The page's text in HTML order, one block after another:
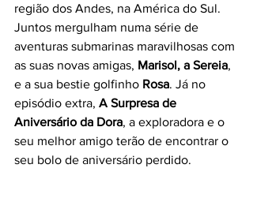
região dos Andes, na América do Sul.
Juntos mergulham numa série de
aventuras submarinas maravilhosas com
as suas novas amigas, Marisol, a Sereia,
e a sua bestie golfinho Rosa. Já no
episódio extra, A Surpresa de
Aniversário da Dora, a exploradora e o
seu melhor amigo terão de encontrar o
seu bolo de aniversário perdido.